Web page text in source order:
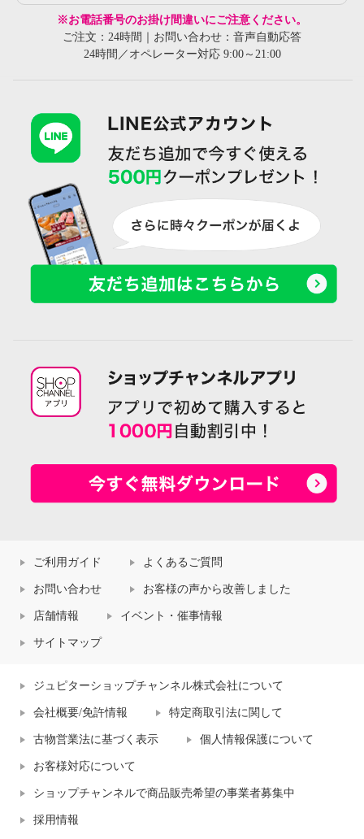
※お電話番号のお掛け間違いにご注意ください。
ご注文：24時間｜お問い合わせ：音声自動応答
24時間／オペレーター対応 9:00～21:00
ご利用ガイド よくあるご質問
お問い合わせ お客様の声から改善しました
店舗情報 イベント・催事情報
サイトマップ
ジュピターショップチャンネル株式会社について
会社概要/免許情報 特定商取引法に関して
古物営業法に基づく表示 個人情報保護について
お客様対応について
ショップチャンネルで商品販売希望の事業者募集中
採用情報